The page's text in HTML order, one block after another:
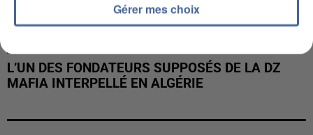
L’UN DES FONDATEURS SUPPOSÉS DE LA DZ
MAFIA INTERPELLÉ EN ALGÉRIE
Gérer mes choix